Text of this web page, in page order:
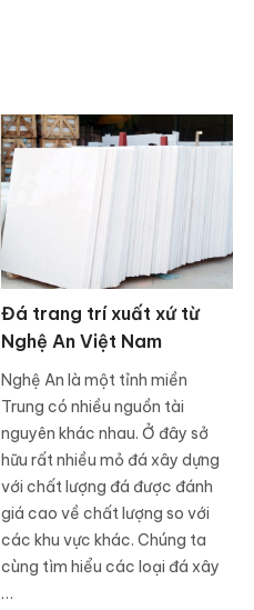
Đá trang trí xuất xứ từ
Nghệ An Việt Nam
Nghệ An là một tỉnh miền
Trung có nhiều nguồn tài
nguyên khác nhau. Ở đây sở
hữu rất nhiều mỏ đá xây dựng
với chất lượng đá được đánh
giá cao về chất lượng so với
các khu vực khác. Chúng ta
cùng tìm hiểu các loại đá xây
…